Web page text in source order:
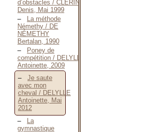
d’obstacles / CLÉRIN
Denis, Mai 1999
La méthode
Némethy / DE
NÉMETHY
Bertalan, 1990
Poney de
compétition / DELYLLE
Antoinette, 2009
Je saute
avec mon
cheval / DELYLLE
Antoinette, Mai
2012
La
gymnastique